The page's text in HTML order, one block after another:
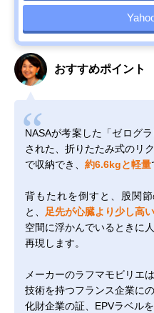
おすすめポイント
NASAが考案した「ゼログ
された、折りたたみ式のリ
で収納でき、 約6.6kgと軽量
背もたれを倒すと、股関
と、
足先が心臓より少し高
空間に浮かんでいるときに
再現します。
メーカーのラフマモビリエ
技術を持つフランス企業に
化財企業の証、EPVラベル